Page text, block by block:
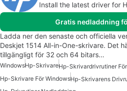
Install the latest driver for
Gratis nedladdning
Ladda ner den senaste och officiella
Deskjet 1514 All-in-One-skrivare. Det
tillgängligt för 32 och 64 bitars…
WindowsHp-SkrivareHp-Skrivardrivrutiner
Hp-Skrivare För Windows